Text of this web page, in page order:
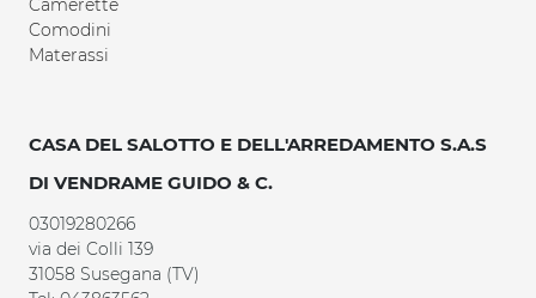
Camerette
Comodini
Materassi
CASA DEL SALOTTO E DELL'ARREDAMENTO S.A.S
DI VENDRAME GUIDO & C.
03019280266
via dei Colli 139
31058 Susegana (TV)